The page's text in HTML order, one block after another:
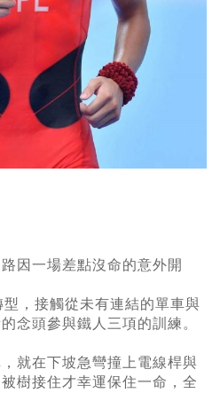
因一場差點沒命的意外開
，接觸從未有連結的單車與
念頭參與鐵人三項的訓練。
就在下坡急彎撞上電線桿與
樹接住才幸運保住一命，全